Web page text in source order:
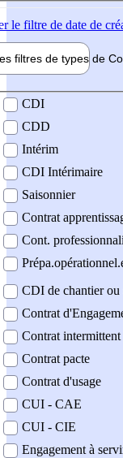
le filtre de date de
filtres de types de
contrat
CDI
CDD
Intérim
CDI Intérimaire
Saisonnier
Contrat
Cont.
CDI de chantier ou
Contrat
Contrat intermittent
Contrat pacte
Contrat d'usage
CUI - CAE
CUI - CIE
Engagement à